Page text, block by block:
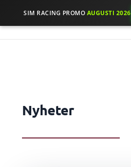
SIM RACING PROMO AUGUSTI 2026
Nyheter